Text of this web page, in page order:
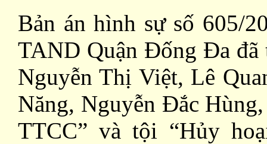
Bản án hình sự số 605/
TAND Quận Đống Đa
Nguyễn Thị Việt, Lê
Năng, Nguyễn Đắc
TTCC” và tội “Hủy